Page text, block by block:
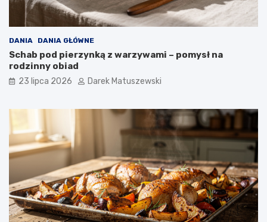
DANIA DANIA GŁÓWNE
Schab pod pierzynką z warzywami – pomysł na
rodzinny obiad
23 lipca 2026 Darek Matuszewski